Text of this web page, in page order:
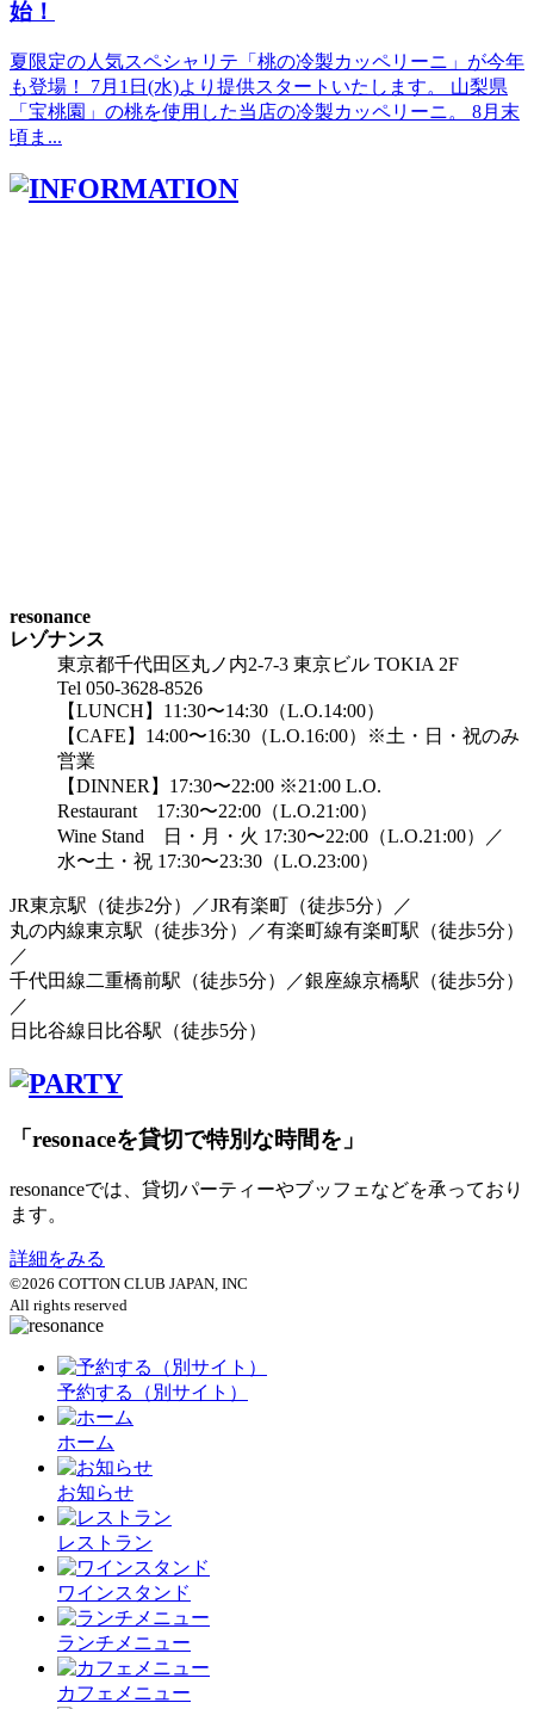
始！
夏限定の人気スペシャリテ「桃の冷製カッペリーニ」が今年
も登場！ 7月1日(水)より提供スタートいたします。 山梨県
「宝桃園」の桃を使用した当店の冷製カッペリーニ。 8月末
頃ま...
resonance
レゾナンス
東京都千代田区丸ノ内2-7-3 東京ビル TOKIA 2F
Tel 050-3628-8526
【LUNCH】11:30〜14:30（L.O.14:00）
【CAFE】14:00〜16:30（L.O.16:00）※土・日・祝のみ
営業
【DINNER】17:30〜22:00 ※21:00 L.O.
Restaurant 17:30〜22:00（L.O.21:00）
Wine Stand 日・月・火 17:30〜22:00（L.O.21:00）／
水〜土・祝 17:30〜23:30（L.O.23:00）
JR東京駅 （徒歩2分） ／JR有楽町 （徒歩5分）
／
丸の内線東京駅 （徒歩3分） ／有楽町線有楽町駅 （徒歩5分）
／
千代田線二重橋前駅 （徒歩5分） ／銀座線京橋駅 （徒歩5分）
／
日比谷線日比谷駅 （徒歩5分）
「resonaceを貸切で特別な時間を」
resonanceでは、貸切パーティーやブッフェなどを承っており
ます。
詳細をみる
©2026 COTTON CLUB JAPAN, INC
All rights reserved
予約する（別サイト）
ホーム
お知らせ
レストラン
ワインスタンド
ランチメニュー
カフェメニュー